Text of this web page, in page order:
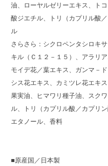
油、ローヤルゼリーエキス、ト
酸ジエチル、トリ（カプリル酸
ル
さらさら：シクロペンタシロキ
キル（Ｃ１２－１５）、アラリ
モイデ花／葉エキス、ガンマ－
シス花エキス、カミツレ花エキ
果実油、ヒマワリ種子油、スク
ル、トリ（カプリル酸／カプリ
エタノール、香料
■原産国／日本製